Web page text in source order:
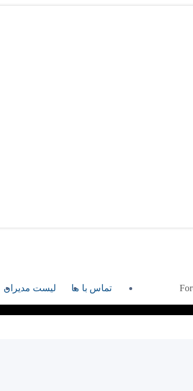
لیست مدیران تماس با ما